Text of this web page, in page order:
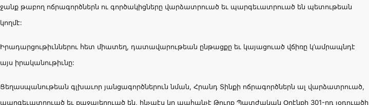
ջանք թաբող ոճրագործներն ու գործակիցները վարձատրուած եւ պարգեւատրուած են պետութեան
կողմէ:
Իրադարցութիւններու հետ միատեղ, դատավարութեան ընթացքը եւ կայացուած վճիռը կ’ամրապնդէ
այս իրականութիւնը:
Ցեղասպանութեան գլխաւոր յանցագործներուն նման, Հրանդ Տինքի ոճրագործներն ալ վարձատրուած,
պարգեւատրուած եւ քաջալերուած են, ինչպէս կը պահանչէ Թուրք Պատժական Օրէնքի 301-րդ յօդուածի